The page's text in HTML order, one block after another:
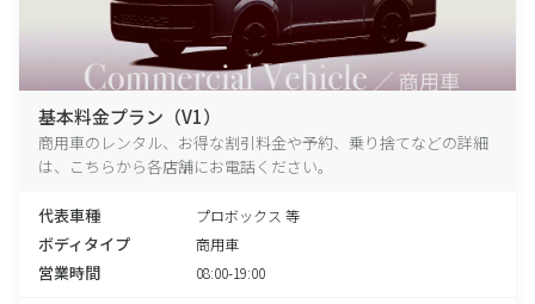
基本料金プラン（V1）
商用車のレンタル、お得な割引料金や予約、乗り捨てなどの詳細
は、こちらから各店舗にお電話ください。
代表車種 プロボックス 等
ボディタイプ 商用車
営業時間 08:00-19:00